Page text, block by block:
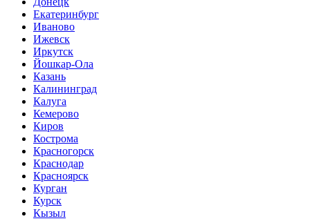
Екатеринбург
Иваново
Ижевск
Иркутск
Йошкар-Ола
Казань
Калининград
Калуга
Кемерово
Киров
Кострома
Красногорск
Краснодар
Красноярск
Курган
Курск
Кызыл